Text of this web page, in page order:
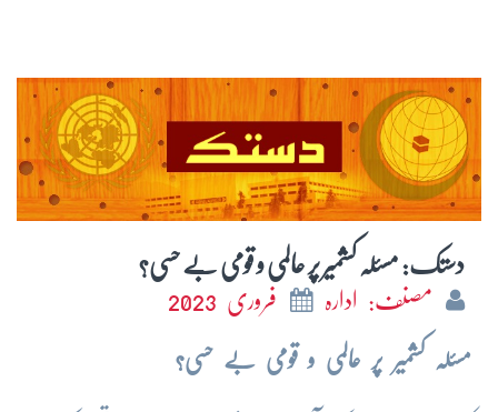
دستک: مسئلہ کشمیر پر عالمی و قومی بے حسی؟
مصنف: ادارہ فروری 2023
مسئلہ کشمیر پر عالمی و قومی بے حسی؟